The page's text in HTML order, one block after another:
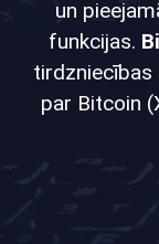
un
funkcijas.
tirdzniecības
par Bitcoin